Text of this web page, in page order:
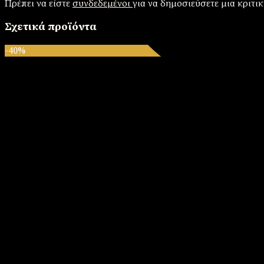
Πρέπει να είστε συνδεδεμένοιγια να δημοσιεύσετε μια
Σχετικά προϊόντα
-40%